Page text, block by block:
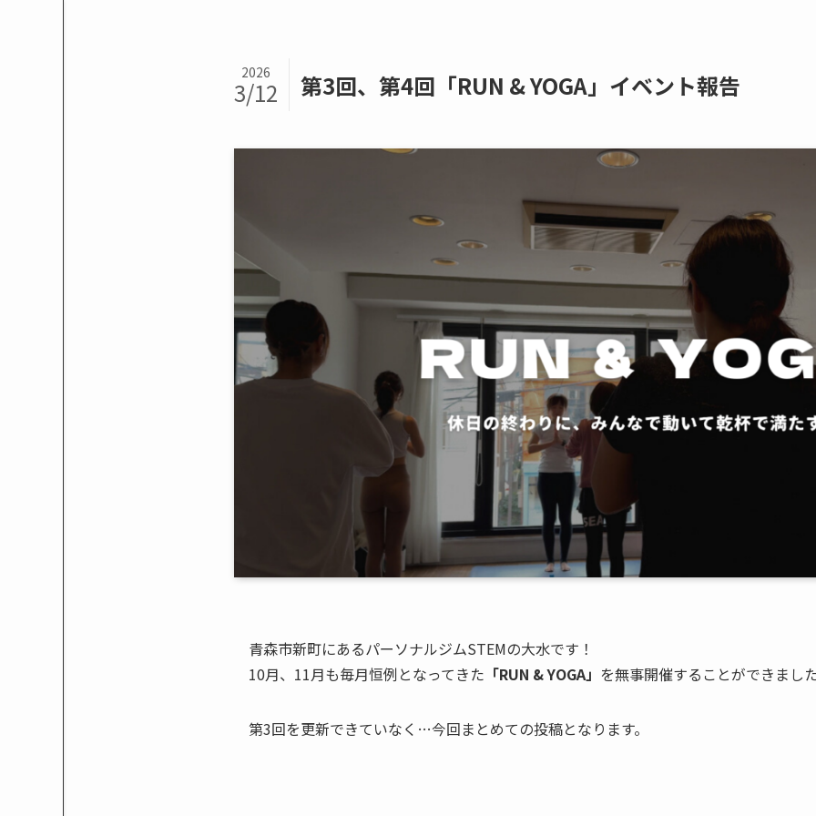
第3回、第4回「RUN & YOGA」イベント報告
2026
3/12
青森市新町にあるパーソナルジムSTEMの大水です！
10月、11月も毎月恒例となってきた 「RUN & YOGA」 を無事開催することができまし
第3回を更新できていなく…今回まとめての投稿となります。